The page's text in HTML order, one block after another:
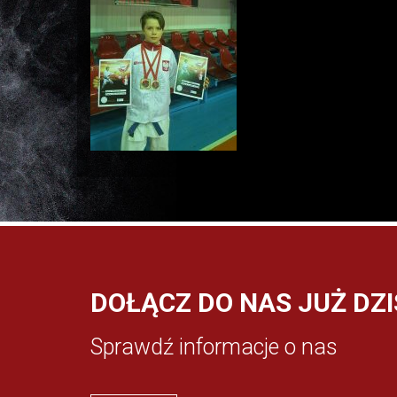
DOŁĄCZ DO NAS JUŻ
Sprawdź informacje o nas